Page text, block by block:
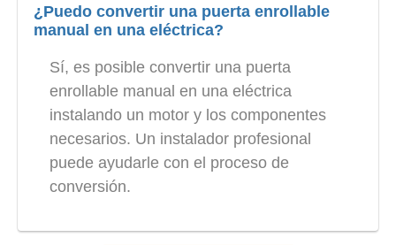
¿Puedo convertir una puerta enrollable
manual en una eléctrica?
Sí, es posible convertir una puerta
enrollable manual en una eléctrica
instalando un motor y los componentes
necesarios. Un instalador profesional
puede ayudarle con el proceso de
conversión.